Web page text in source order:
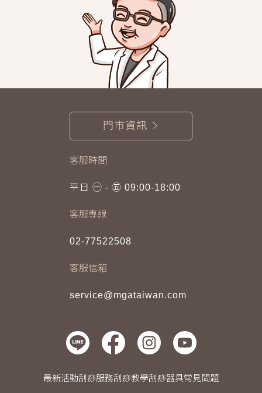
門市資訊
客服時間
平日 ㊀ - ㊄ 09:00-18:00
客服專線
02-77522508
客服信箱
service@mgataiwan.com
最新活動刮痧服務刮痧教學刮痧器具常見問題